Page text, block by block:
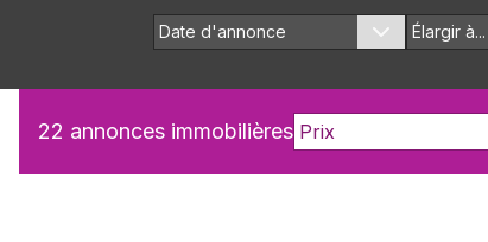
Date d'annonce Élargir à...
22 annonces immobilières